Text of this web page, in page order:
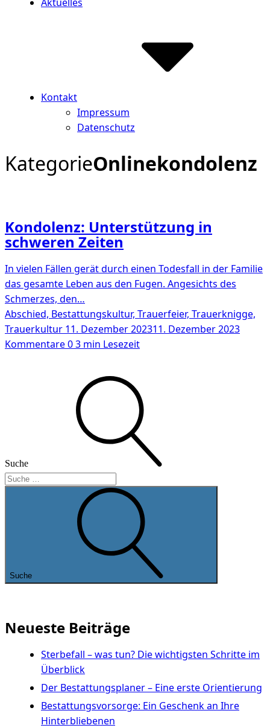
Kontakt
Impressum
Datenschutz
KategorieOnlinekondolenz
Kondolenz: Unterstützung in
schweren Zeiten
In vielen Fällen gerät durch einen Todesfall in der Familie
das gesamte Leben aus den Fugen. Angesichts des
Schmerzes, den…
Abschied, Bestattungskultur, Trauerfeier, Trauerknigge,
Trauerkultur 11. Dezember 202311. Dezember 2023
Kommentare 03 min Lesezeit
Suche
Suche
Neueste Beiträge
Sterbefall – was tun? Die wichtigsten Schritte im
Überblick
Der Bestattungsplaner – Eine erste Orientierung
Bestattungsvorsorge: Ein Geschenk an Ihre
Hinterbliebenen